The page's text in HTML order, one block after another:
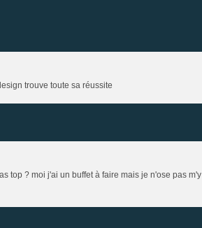
trouve toute sa réussite
top ? moi j'ai un buffet à faire mais je n'ose pas m'y